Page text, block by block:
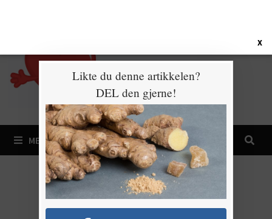
MENY
X
Likte du denne artikkelen?
DEL den gjerne!